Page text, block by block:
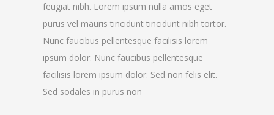
feugiat nibh. Lorem ipsum nulla amos eget
purus vel mauris tincidunt tincidunt nibh tortor.
Nunc faucibus pellentesque facilisis lorem
ipsum dolor. Nunc faucibus pellentesque
facilisis lorem ipsum dolor. Sed non felis elit.
Sed sodales in purus non